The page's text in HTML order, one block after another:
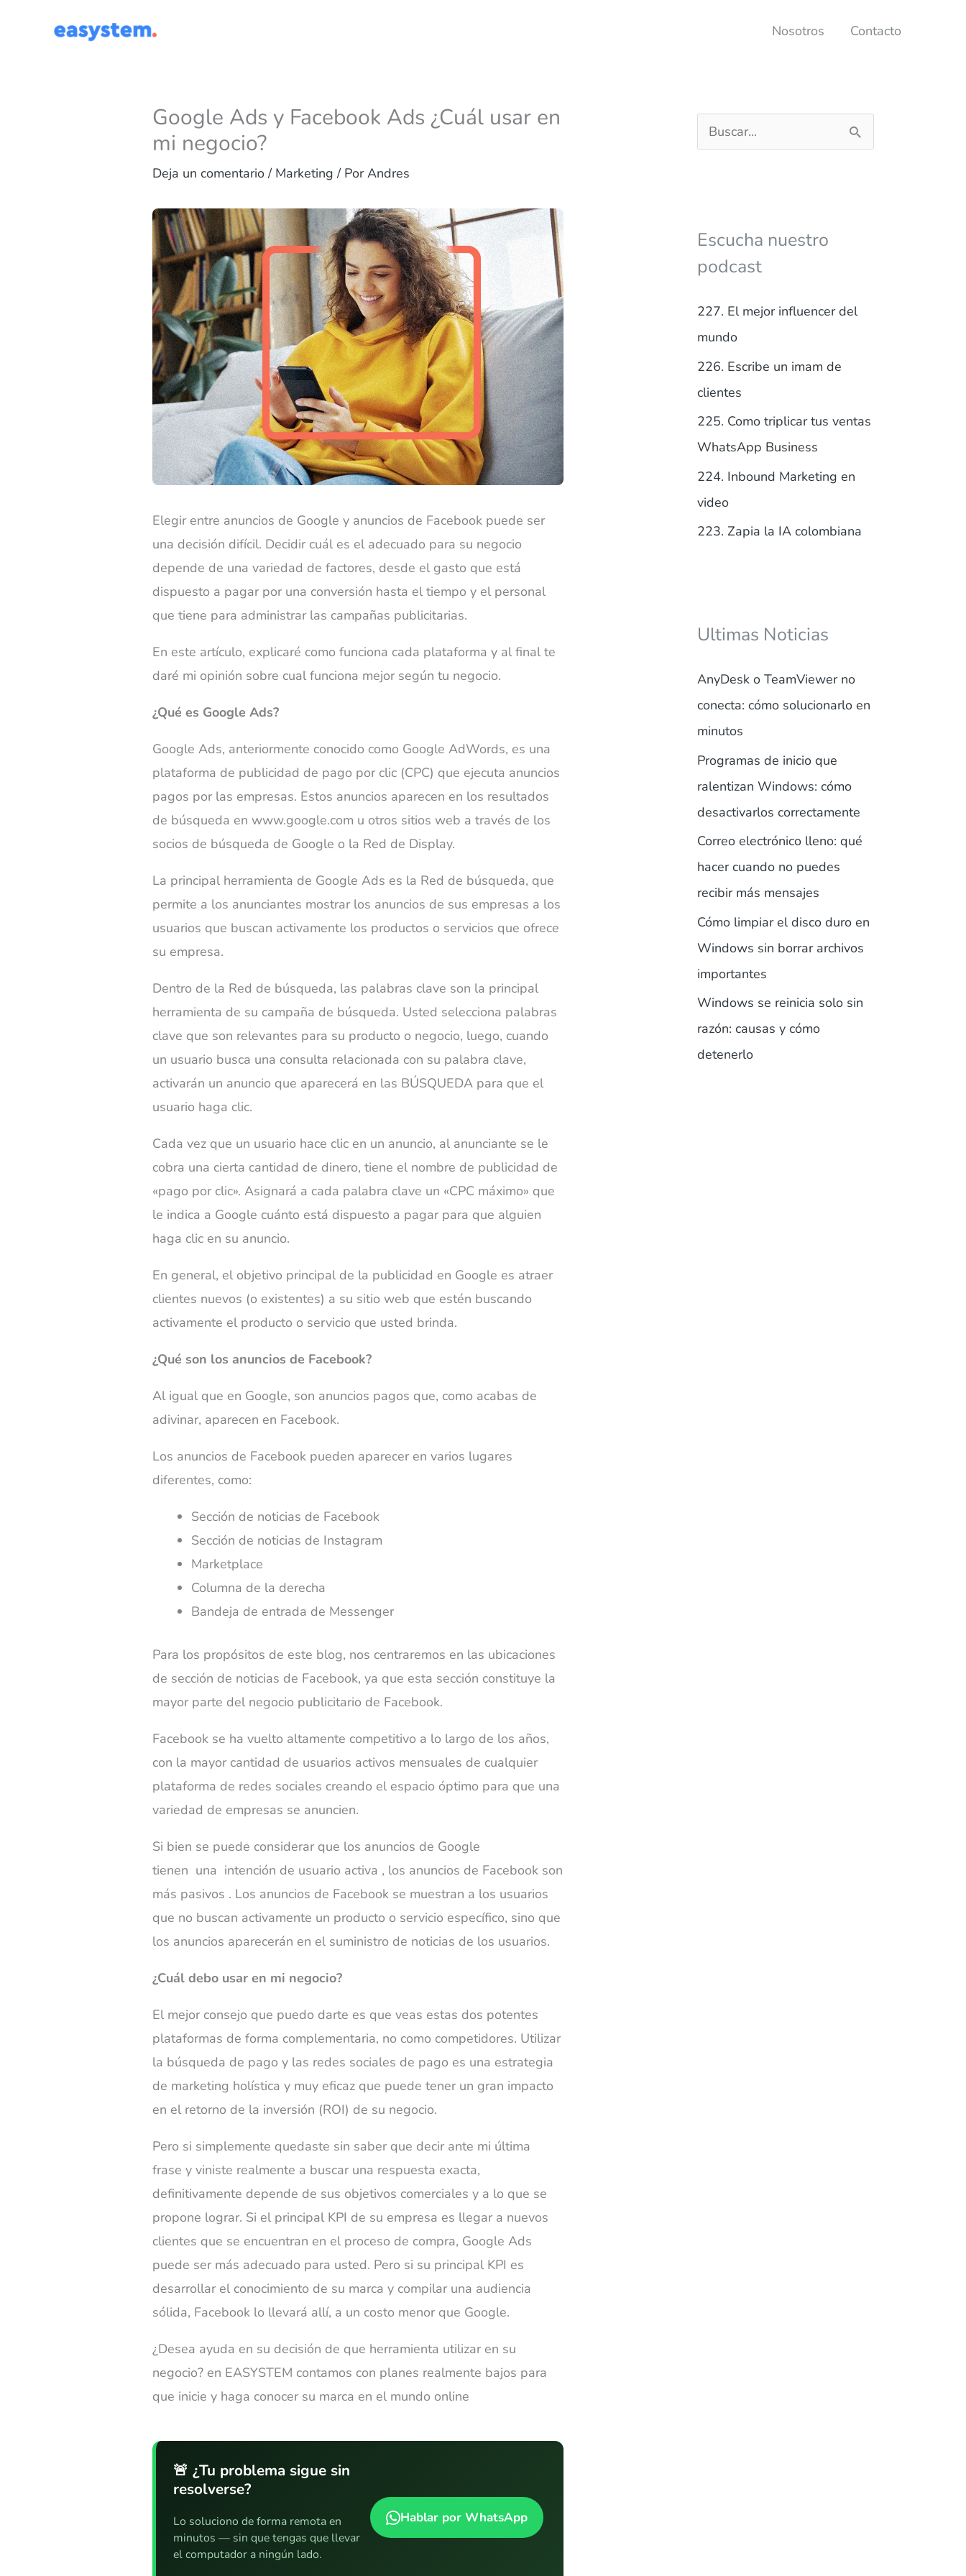
Nosotros Contacto
Google Ads y Facebook Ads ¿Cuál usar en
mi negocio?
Deja un comentario / Marketing / PorAndres
Elegir entre anuncios de Google y anuncios de Facebook puede ser
una decisión difícil. Decidir cuál es el adecuado para su negocio
depende de una variedad de factores, desde el gasto que está
dispuesto a pagar por una conversión hasta el tiempo y el personal
que tiene para administrar las campañas publicitarias.
En este artículo, explicaré como funciona cada plataforma y al final te
daré mi opinión sobre cual funciona mejor según tu negocio.
¿Qué es Google Ads?
Google Ads, anteriormente conocido como Google AdWords, es una
plataforma de publicidad de pago por clic (CPC) que ejecuta anuncios
pagos por las empresas. Estos anuncios aparecen en los resultados
de búsqueda en www.google.com u otros sitios web a través de los
socios de búsqueda de Google o la Red de Display.
La principal herramienta de Google Ads es la Red de búsqueda, que
permite a los anunciantes mostrar los anuncios de sus empresas a los
usuarios que buscan activamente los productos o servicios que ofrece
su empresa.
Dentro de la Red de búsqueda, las palabras clave son la principal
herramienta de su campaña de búsqueda. Usted selecciona palabras
clave que son relevantes para su producto o negocio, luego, cuando
un usuario busca una consulta relacionada con su palabra clave,
activarán un anuncio que aparecerá en las BÚSQUEDA para que el
usuario haga clic.
Cada vez que un usuario hace clic en un anuncio, al anunciante se le
cobra una cierta cantidad de dinero, tiene el nombre de publicidad de
«pago por clic». Asignará a cada palabra clave un «CPC máximo» que
le indica a Google cuánto está dispuesto a pagar para que alguien
haga clic en su anuncio.
En general, el objetivo principal de la publicidad en Google es atraer
clientes nuevos (o existentes) a su sitio web que estén buscando
activamente el producto o servicio que usted brinda.
¿Qué son los anuncios de Facebook?
Al igual que en Google, son anuncios pagos que, como acabas de
adivinar, aparecen en Facebook.
Los anuncios de Facebook pueden aparecer en varios lugares
diferentes, como:
Sección de noticias de Facebook
Sección de noticias de Instagram
Marketplace
Columna de la derecha
Bandeja de entrada de Messenger
Para los propósitos de este blog, nos centraremos en las ubicaciones
de sección de noticias de Facebook, ya que esta sección constituye la
mayor parte del negocio publicitario de Facebook.
Facebook se ha vuelto altamente competitivo a lo largo de los años,
con la mayor cantidad de usuarios activos mensuales de cualquier
plataforma de redes sociales creando el espacio óptimo para que una
variedad de empresas se anuncien.
Si bien se puede considerar que los anuncios de Google
tienen una intención de usuario activa , los anuncios de Facebook son
más pasivos . Los anuncios de Facebook se muestran a los usuarios
que no buscan activamente un producto o servicio específico, sino que
los anuncios aparecerán en el suministro de noticias de los usuarios.
¿Cuál debo usar en mi negocio?
El mejor consejo que puedo darte es que veas estas dos potentes
plataformas de forma complementaria, no como competidores. Utilizar
la búsqueda de pago y las redes sociales de pago es una estrategia
de marketing holística y muy eficaz que puede tener un gran impacto
en el retorno de la inversión (ROI) de su negocio.
Pero si simplemente quedaste sin saber que decir ante mi última
frase y viniste realmente a buscar una respuesta exacta,
definitivamente depende de sus objetivos comerciales y a lo que se
propone lograr. Si el principal KPI de su empresa es llegar a nuevos
clientes que se encuentran en el proceso de compra, Google Ads
puede ser más adecuado para usted. Pero si su principal KPI es
desarrollar el conocimiento de su marca y compilar una audiencia
sólida, Facebook lo llevará allí, a un costo menor que Google.
¿Desea ayuda en su decisión de que herramienta utilizar en su
negocio? en EASYSTEM contamos con planes realmente bajos para
que inicie y haga conocer su marca en el mundo online
🚨 ¿Tu problema sigue sin
resolverse?
Lo soluciono de forma remota en
minutos — sin que tengas que llevar
el computador a ningún lado.
Hablar por WhatsApp
u
a
p
o
r
:
Escucha nuestro
podcast
227. El mejor influencer del
mundo
226. Escribe un imam de
clientes
225. Como triplicar tus ventas
WhatsApp Business
224. Inbound Marketing en
video
223. Zapia la IA colombiana
Ultimas Noticias
AnyDesk o TeamViewer no
conecta: cómo solucionarlo en
minutos
Programas de inicio que
ralentizan Windows: cómo
desactivarlos correctamente
Correo electrónico lleno: qué
hacer cuando no puedes
recibir más mensajes
Cómo limpiar el disco duro en
Windows sin borrar archivos
importantes
Windows se reinicia solo sin
razón: causas y cómo
detenerlo